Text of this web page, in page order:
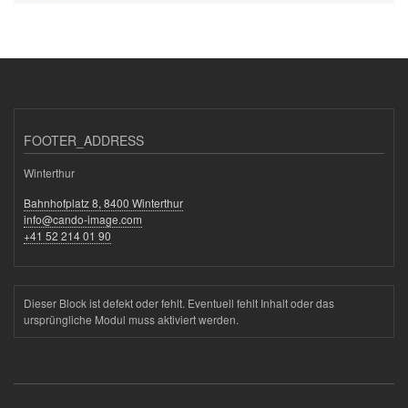
FOOTER_ADDRESS
Winterthur
Bahnhofplatz 8, 8400 Winterthur
info@cando-image.com
+41 52 214 01 90
Dieser Block ist defekt oder fehlt. Eventuell fehlt Inhalt oder das
ursprüngliche Modul muss aktiviert werden.